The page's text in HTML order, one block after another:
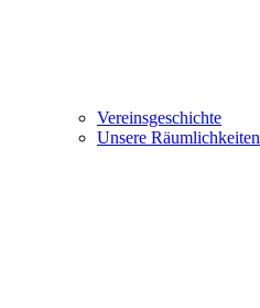
Vereinsgeschichte
Unsere Räumlichkeiten